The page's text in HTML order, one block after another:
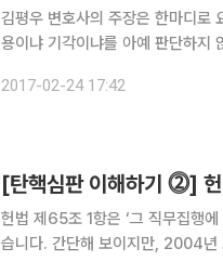
김평우 변호사의 주장은 한마디로
용이냐 기각이냐를 아예 판단하지
요지입니다. 국회가 탄핵소추 의결
2017-02-24 17:42
[탄핵심판 이해하기 ⓶] 헌
헌법 제65조 1항은 ‘그 직무집행
습니다. 간단해 보이지만, 2004년